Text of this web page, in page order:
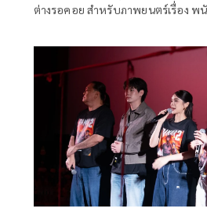
ต่างรอคอย สำหรับภาพยนตร์เรื่อง พ
อย่างเป็นทางการ โดย GDH ร่วมสร้างกับ One Cool Connect
และ JAI Studios เข้าฉาย 29